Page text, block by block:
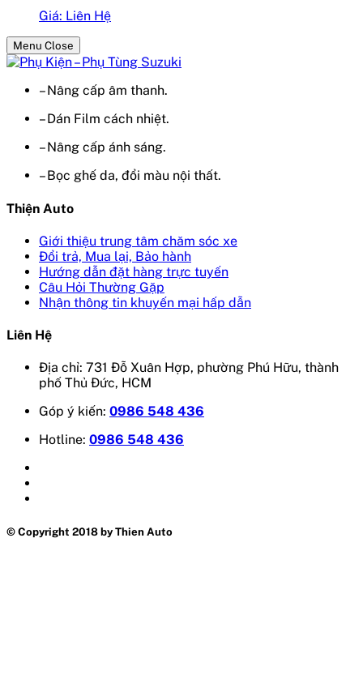
Giá: Liên Hệ
Menu Close
– Nâng cấp âm thanh.
– Dán Film cách nhiệt.
– Nâng cấp ánh sáng.
– Bọc ghế da, đổi màu nội thất.
Thiện Auto
Giới thiệu trung tâm chăm sóc xe
Đổi trả, Mua lại, Bảo hành
Hướng dẫn đặt hàng trực tuyến
Câu Hỏi Thường Gặp
Nhận thông tin khuyến mại hấp dẫn
Liên Hệ
Địa chỉ: 731 Đỗ Xuân Hợp, phường Phú Hữu, thành
phố Thủ Đức, HCM
Góp ý kiến: 0986 548 436
Hotline: 0986 548 436
© Copyright 2018 by Thien Auto